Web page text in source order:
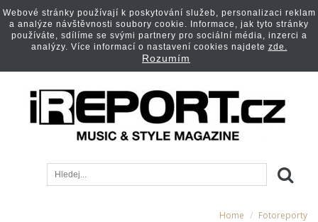
Home
Fotoreporty
Webové stránky používají k poskytování služeb, personalizaci reklam
a analýze návštěvnosti soubory cookie. Informace, jak tyto stránky
používáte, sdílíme se svými partnery pro sociální média, inzerci a
analýzy. Více informací o nastavení cookies najdete zde.
Rozumím